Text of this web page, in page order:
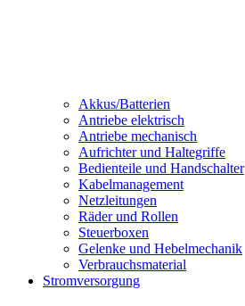
Akkus/Batterien
Antriebe elektrisch
Antriebe mechanisch
Aufrichter und Haltegriffe
Bedienteile und Handschalter
Kabelmanagement
Netzleitungen
Räder und Rollen
Steuerboxen
Gelenke und Hebelmechanik
Verbrauchsmaterial
Stromversorgung